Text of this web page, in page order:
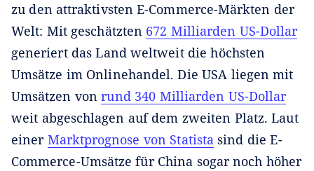
zu den attraktivsten E-Commerce-Märkten der
Welt: Mit geschätzten 672 Milliarden US-Dollar
generiert das Land weltweit die höchsten
Umsätze im Onlinehandel. Die USA liegen mit
Umsätzen vonrund 340 Milliarden US-Dollar
weit abgeschlagen auf dem zweiten Platz. Laut
einer Marktprognose von Statistasind die E-
Commerce-Umsätze für China sogar noch höher